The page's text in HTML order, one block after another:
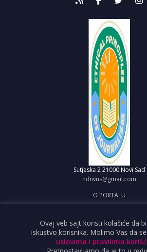
Sutjeska 2 21000 Novi Sad
ndnvns@gmail.com
O PORTALU
OBJAVI VEST
USLOVI KORIŠĆENJA
Ovaj veb sajt koristi kolačiće da
iskustvo korisnika. Molimo Vas da
uslovima i pravilima